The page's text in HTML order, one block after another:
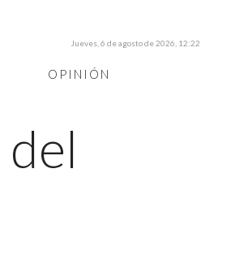
OPINIÓN
Jueves, 6 de agosto de 2026, 12:22